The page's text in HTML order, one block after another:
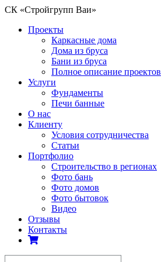
СК «Стройгрупп Ваи»
Проекты
Каркасные дома
Дома из бруса
Бани из бруса
Полное описание проектов
Услуги
Фундаменты
Печи банные
О нас
Клиенту
Условия сотрудничества
Статьи
Портфолио
Строительство в регионах
Фото бань
Фото домов
Фото бытовок
Видео
Отзывы
Контакты